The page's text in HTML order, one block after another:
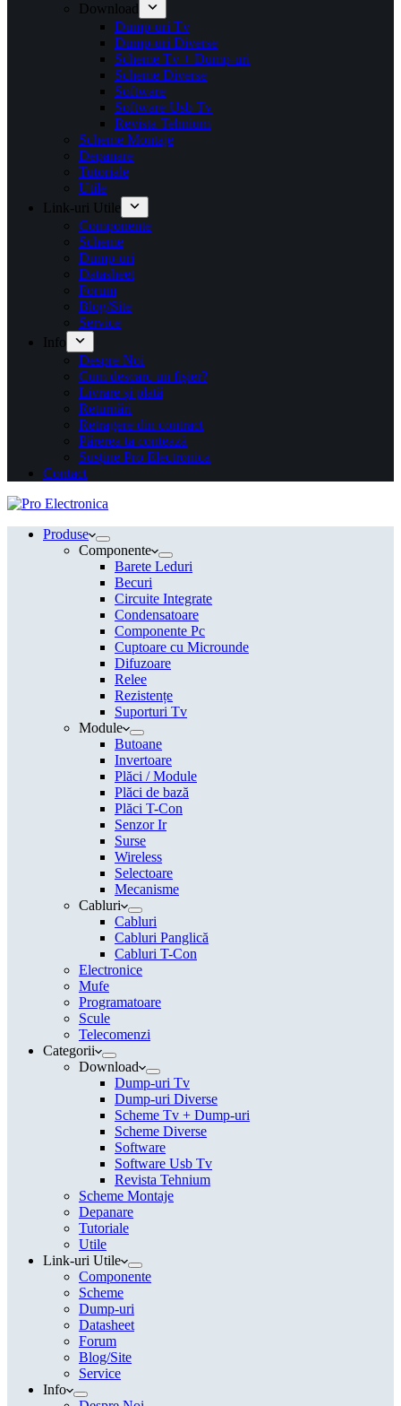
Download
Dump-uri Tv
Dump-uri Diverse
Scheme Tv + Dump-uri
Scheme Diverse
Software
Software Usb Tv
Revista Tehnium
Scheme Montaje
Depanare
Tutoriale
Utile
Link-uri Utile
Componente
Scheme
Dump-uri
Datasheet
Forum
Blog/Site
Service
Info
Despre Noi
Cum descarc un fişier?
Livrare și plată
Returnări
Retragere din contract
Părerea ta contează
Susține Pro Electronica
Contact
Produse
Componente
Barete Leduri
Becuri
Circuite Integrate
Condensatoare
Componente Pc
Cuptoare cu Microunde
Difuzoare
Relee
Rezistențe
Suporturi Tv
Module
Butoane
Invertoare
Plăci / Module
Plăci de bază
Plăci T-Con
Senzor Ir
Surse
Wireless
Selectoare
Mecanisme
Cabluri
Cabluri
Cabluri Panglică
Cabluri T-Con
Electronice
Mufe
Programatoare
Scule
Telecomenzi
Categorii
Download
Dump-uri Tv
Dump-uri Diverse
Scheme Tv + Dump-uri
Scheme Diverse
Software
Software Usb Tv
Revista Tehnium
Scheme Montaje
Depanare
Tutoriale
Utile
Link-uri Utile
Componente
Scheme
Dump-uri
Datasheet
Forum
Blog/Site
Service
Info